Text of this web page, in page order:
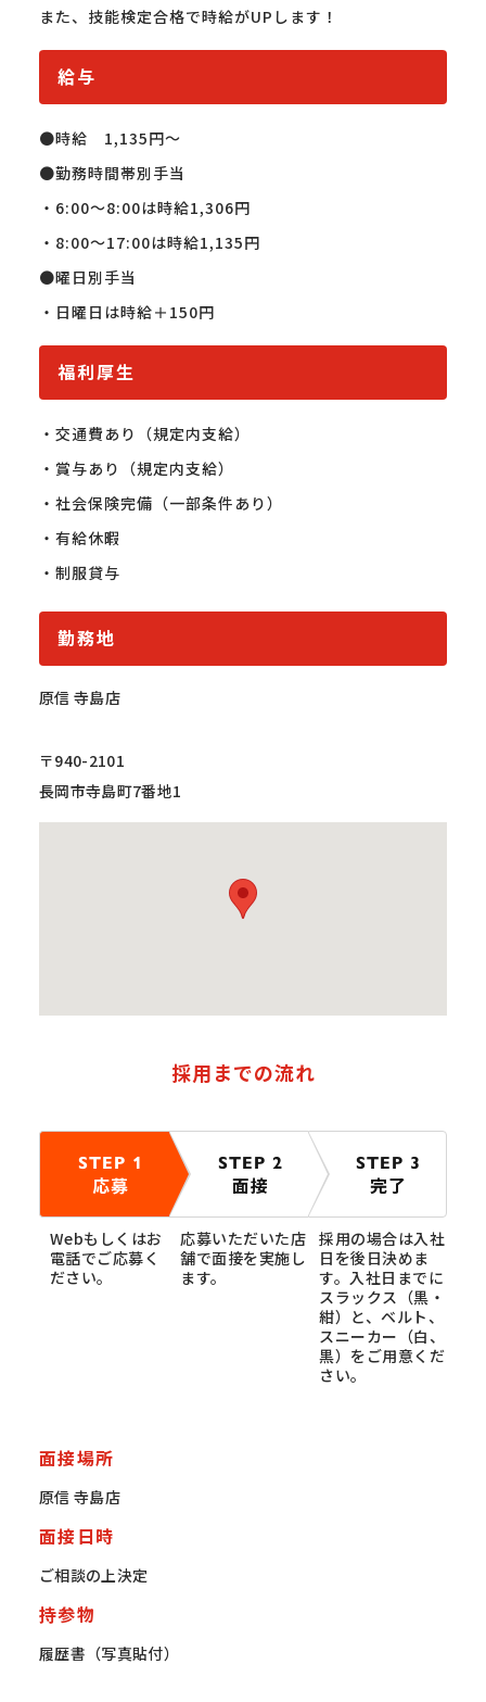
また、技能検定合格で時給がUPします！
給与
●時給　1,135円～
●勤務時間帯別手当
・6:00～8:00は時給1,306円
・8:00～17:00は時給1,135円
●曜日別手当
・日曜日は時給＋150円
福利厚生
・交通費あり（規定内支給）
・賞与あり（規定内支給）
・社会保険完備（一部条件あり）
・有給休暇
・制服貸与
勤務地
原信 寺島店
〒940-2101
長岡市寺島町7番地1
採用までの流れ
STEP 1
応募
Webもしくはお
電話でご応募く
ださい。
STEP 2
面接
応募いただいた店
舗で面接を実施し
ます。
STEP 3
完了
採用の場合は入社
日を後日決めま
す。入社日までに
スラックス（黒・
紺）と、ベルト、
スニーカー（白、
黒）をご用意くだ
さい。
面接場所
原信 寺島店
面接日時
ご相談の上決定
持参物
履歴書（写真貼付）